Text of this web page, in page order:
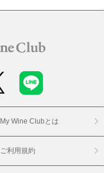
My Wine Clubとは
ご利用規約